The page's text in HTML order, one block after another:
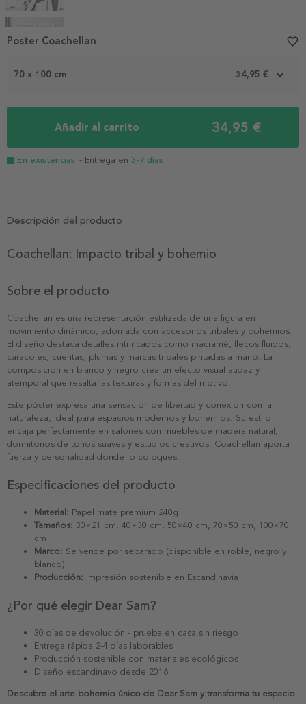
Item
7
70 x 100 cm 34,95 €
Añadir al carrito 34,95 €
En existencias - Entrega en 3-7 días
Poster Coachellan favorite_border
Descripción del producto
Coachellan: Impacto tribal y bohemio
Sobre el producto
Coachellan es una representación estilizada de una figura en
movimiento dinámico, adornada con accesorios tribales y bohemios.
El diseño destaca detalles intrincados como macramé, flecos fluidos,
caracoles, cuentas, plumas y marcas tribales pintadas a mano. La
composición en blanco y negro crea un efecto visual audaz y
atemporal que resalta las texturas y formas del motivo.
Este póster expresa una sensación de libertad y conexión con la
naturaleza, ideal para espacios modernos y bohemios. Su estilo
encaja perfectamente en salones con muebles de madera natural,
dormitorios de tonos suaves y estudios creativos. Coachellan aporta
fuerza y personalidad donde lo coloques.
Especificaciones del producto
Material: Papel mate premium 240g
Tamaños: 30×21 cm, 40×30 cm, 50×40 cm, 70×50 cm, 100×70
cm
Marco: Se vende por separado (disponible en roble, negro y
blanco)
Producción: Impresión sostenible en Escandinavia
¿Por qué elegir Dear Sam?
30 días de devolución - prueba en casa sin riesgo
Entrega rápida 2-4 días laborables
Producción sostenible con materiales ecológicos
Diseño escandinavo desde 2016
Descubre el arte bohemio único de Dear Sam y transforma tu espacio.